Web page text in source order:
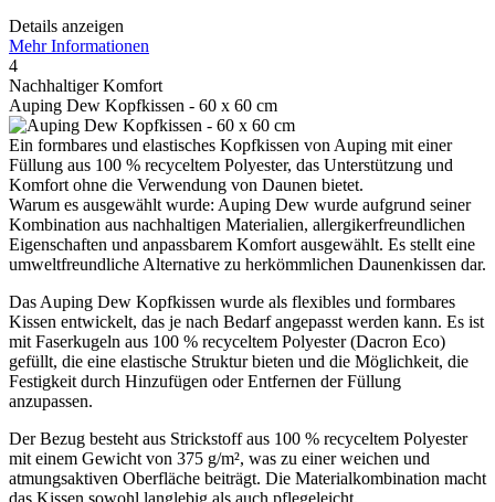
Details anzeigen
Mehr Informationen
4
Nachhaltiger Komfort
Auping Dew Kopfkissen - 60 x 60 cm
Ein formbares und elastisches Kopfkissen von Auping mit einer
Füllung aus 100 % recyceltem Polyester, das Unterstützung und
Komfort ohne die Verwendung von Daunen bietet.
Warum es ausgewählt wurde: Auping Dew wurde aufgrund seiner
Kombination aus nachhaltigen Materialien, allergikerfreundlichen
Eigenschaften und anpassbarem Komfort ausgewählt. Es stellt eine
umweltfreundliche Alternative zu herkömmlichen Daunenkissen dar.
Das Auping Dew Kopfkissen wurde als flexibles und formbares
Kissen entwickelt, das je nach Bedarf angepasst werden kann. Es ist
mit Faserkugeln aus 100 % recyceltem Polyester (Dacron Eco)
gefüllt, die eine elastische Struktur bieten und die Möglichkeit, die
Festigkeit durch Hinzufügen oder Entfernen der Füllung
anzupassen.
Der Bezug besteht aus Strickstoff aus 100 % recyceltem Polyester
mit einem Gewicht von 375 g/m², was zu einer weichen und
atmungsaktiven Oberfläche beiträgt. Die Materialkombination macht